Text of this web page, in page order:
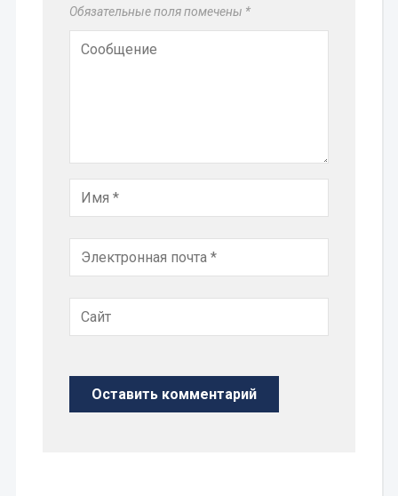
Обязательные поля помечены *